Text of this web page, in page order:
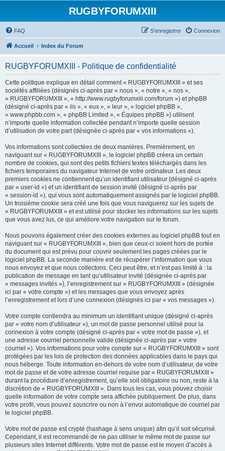
RUGBYFORUMXIII
FAQ Connexion
S’enregistrer
Accueil Index du Forum
RUGBYFORUMXIII - Politique de confidentialité
Cette politique explique en détail comment « RUGBYFORUMXIII » et ses
sociétés affiliées (désignés ci-après par « nous », « notre », « nos »,
« RUGBYFORUMXIII », « http://www.rugbyforumxiii.com/forum ») et phpBB
(désigné ci-après par « ils », « eux », « leur », « logiciel phpBB »,
« www.phpbb.com », « phpBB Limited », « Équipes phpBB ») utilisent
n’importe quelle information collectée pendant n’importe quelle session
d’utilisation de votre part (désignée ci-après par « vos informations »).
Vos informations sont collectées de deux manières. Premièrement, en
naviguant sur « RUGBYFORUMXIII », le logiciel phpBB créera un certain
nombre de cookies, qui sont des petits fichiers textes téléchargés dans les
fichiers temporaires du navigateur Internet de votre ordinateur. Les deux
premiers cookies ne contiennent qu’un identifiant utilisateur (désigné ci-après
par « user-id ») et un identifiant de session invité (désigné ci-après par
« session-id »), qui vous sont automatiquement assignés par le logiciel phpBB.
Un troisième cookie sera créé une fois que vous naviguerez sur les sujets de
« RUGBYFORUMXIII » et est utilisé pour stocker les informations sur les sujets
que vous avez lus, ce qui améliore votre navigation sur le forum.
Nous pouvons également créer des cookies externes au logiciel phpBB tout en
naviguant sur « RUGBYFORUMXIII », bien que ceux-ci soient hors de portée
du document qui est prévu pour couvrir seulement les pages créées par le
logiciel phpBB. La seconde manière est de récupérer l’information que vous
nous envoyez et que nous collectons. Ceci peut être, et n’est pas limité à : la
publication de message en tant qu’utilisateur invité (désignée ci-après par
« messages invités »), l’enregistrement sur « RUGBYFORUMXIII » (désignée
ici par « votre compte ») et les messages que vous envoyez après
l’enregistrement et lors d’une connexion (désignés ici par « vos messages »).
Votre compte contiendra au minimum un identifiant unique (désigné ci-après
par « votre nom d’utilisateur »), un mot de passe personnel utilisé pour la
connexion à votre compte (désigné ci-après par « votre mot de passe »), et
une adresse courriel personnelle valide (désignée ci-après par « votre
courriel »). Vos informations pour votre compte sur « RUGBYFORUMXIII » sont
protégées par les lois de protection des données applicables dans le pays qui
nous héberge. Toute information en-dehors de votre nom d’utilisateur, de votre
mot de passe et de votre adresse courriel requise par « RUGBYFORUMXIII »
durant la procédure d’enregistrement, qu’elle soit obligatoire ou non, reste à la
discrétion de « RUGBYFORUMXIII ». Dans tous les cas, vous pouvez choisir
quelle information de votre compte sera affichée publiquement. De plus, dans
votre profil, vous pouvez souscrire ou non à l’envoi automatique de courriel par
le logiciel phpBB.
Votre mot de passe est crypté (hashage à sens unique) afin qu’il soit sécurisé.
Cependant, il est recommandé de ne pas utiliser le même mot de passe sur
plusieurs sites Internet différents. Votre mot de passe est le moyen d’accès à